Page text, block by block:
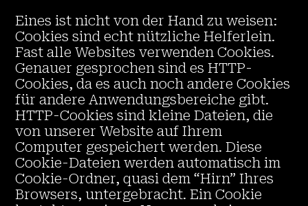
Eines ist nicht von der Hand zu weisen:
Cookies sind echt nützliche Helferlein.
Fast alle Websites verwenden Cookies.
Genauer gesprochen sind es HTTP-
Cookies, da es auch noch andere Cookies
für andere Anwendungsbereiche gibt.
HTTP-Cookies sind kleine Dateien, die
von unserer Website auf Ihrem
Computer gespeichert werden. Diese
Cookie-Dateien werden automatisch im
Cookie-Ordner, quasi dem “Hirn” Ihres
Browsers, untergebracht. Ein Cookie